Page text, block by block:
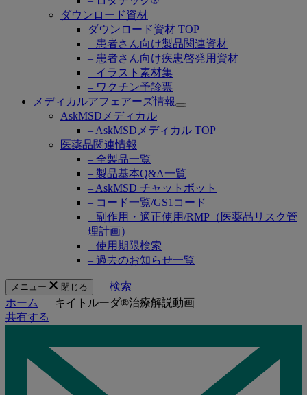
ダウンロード資材
ダウンロード資材 TOP
– 患者さん向け製品関連資材
– 患者さん向け疾患啓発用資材
– イラスト素材集
– ワクチン予診票
メディカルアフェアーズ情報
Open
AskMSDメディカル
– AskMSDメディカル TOP
医薬品関連情報
– 全製品一覧
– 製品基本Q&A一覧
– AskMSD チャットボット
– コード一覧/GS1コード
– 副作用・適正使用/RMP（医薬品リスク管
理計画）
– 使用期限検索
– 過去のお知らせ一覧
メニュー 閉じる
検索
ホーム
キイトルーダ®治療解説動画
共有する